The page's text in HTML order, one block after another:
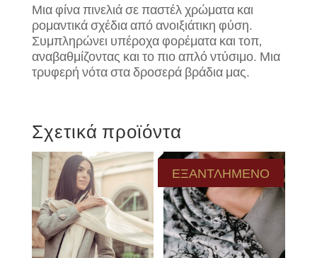
Μια φίνα πινελιά σε παστέλ χρώματα και
ρομαντικά σχέδια από ανοιξιάτικη φύση.
Συμπληρώνει υπέροχα φορέματα και τοπ,
αναβαθμίζοντας και το πιο απλό ντύσιμο. Μια
τρυφερή νότα στα δροσερά βράδια μας.
Σχετικά προϊόντα
ΕΞΑΝΤΛΗΜΕΝΟ